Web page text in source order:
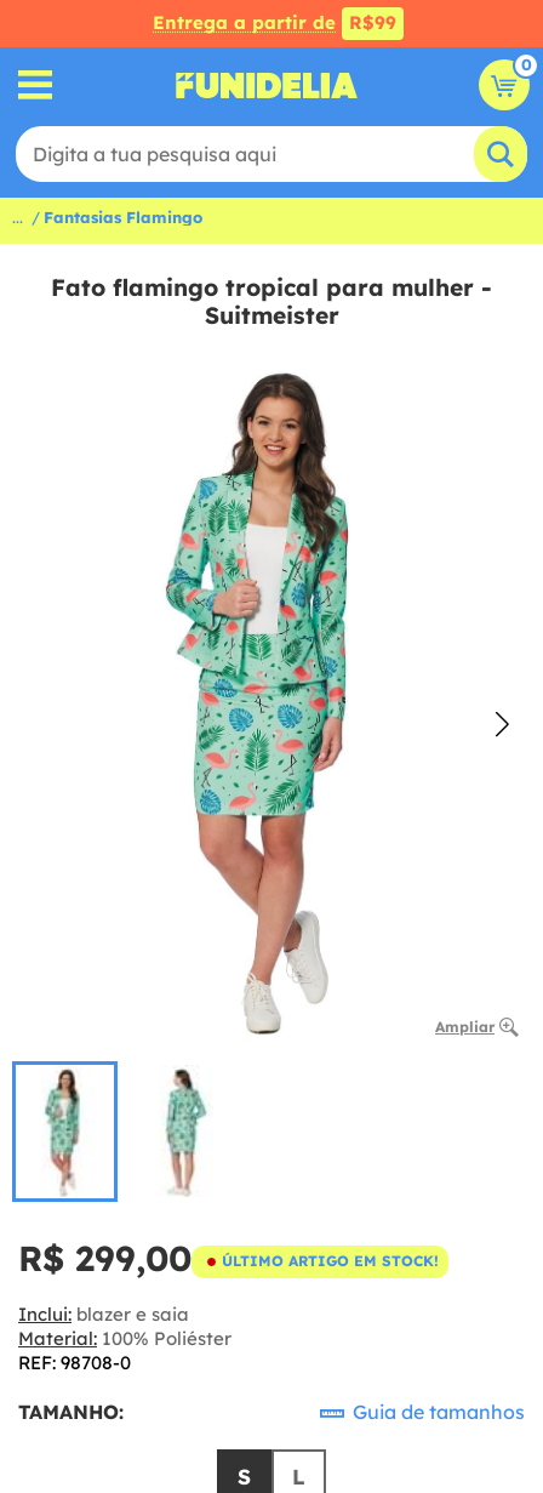
Entrega a partir de R$99
0
... Fantasias Flamingo
Fato flamingo tropical para mulher -
Suitmeister
Ampliar
R$ 299,00 ÚLTIMO ARTIGO EM STOCK!
Inclui: blazer e saia
Material: 100% Poliéster
REF: 98708-0
TAMANHO: Guia de tamanhos
S L